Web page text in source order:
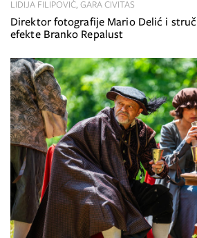
Direktor fotografije Mario Delić i
efekte Branko Repalust
LIDIJA FILIPOVIĆ, GARA CIVITAS